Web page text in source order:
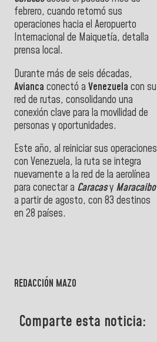
febrero, cuando retomó sus
operaciones hacia el Aeropuerto
Internacional de Maiquetía, detalla
prensa local.
Durante más de seis décadas,
Avianca conectó a Venezuela con su
red de rutas, consolidando una
conexión clave para la movilidad de
personas y oportunidades.
Este año, al reiniciar sus operaciones
con Venezuela, la ruta se integra
nuevamente a la red de la aerolínea
para conectar a Caracasy Maracaibo
a partir de agosto, con 83 destinos
en 28 países.
REDACCIÓN MAZO
Comparte esta noticia: